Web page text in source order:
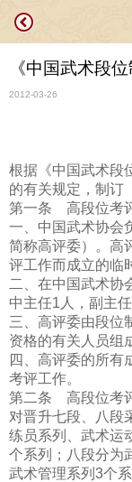
《中国武术段
2012-03-26
根据《中国武术段
的有关规定，制订
第一条 高段位考
一、中国武术协会
简称高评委）。高
评工作而成立的临
二、在中国武术协
中主任1人，副主任
三、高评委由段位
资格的有关人员组
四、高评委的所有
考评工作。
第二条 高段位考
对晋升七段、八段
练员系列、武术运
个系列；八段分为
武术管理系列3个系